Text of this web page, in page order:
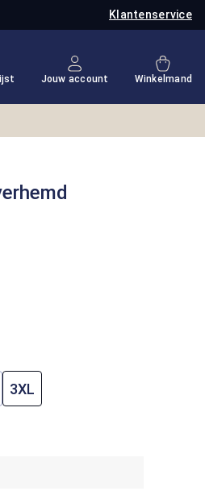
Klantenservice
hebt 0 items op je verlanglijstje
Jouw account Winkelmand
niet beschikbaar.)
niet beschikbaar.)
is momenteel niet beschikbaar.)
optie is momenteel niet
3XL